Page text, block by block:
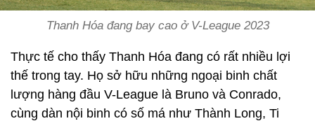
Thanh Hóa đang bay cao ở V-League 2023
Thực tế cho thấy Thanh Hóa đang có rất nhiều lợi
thế trong tay. Họ sở hữu những ngoại binh chất
lượng hàng đầu V-League là Bruno và Conrado,
cùng dàn nội binh có số má như Thành Long, Ti